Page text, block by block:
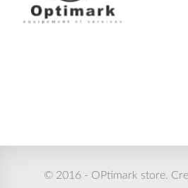
© 2016 - OPtimark store.